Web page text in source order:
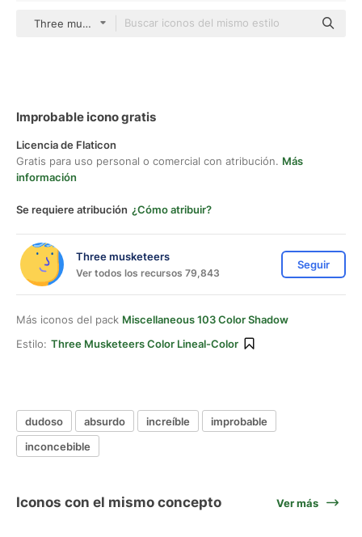
Three musketeers color lineal-color
Improbable icono gratis
Licencia de Flaticon
Gratis para uso personal o comercial con atribución. Más
información
Se requiere atribución ¿Cómo atribuir?
Three musketeers
Ver todos los recursos 79,843
Seguir
Más iconos del pack Miscellaneous 103 Color Shadow
Estilo: Three Musketeers Color Lineal-Color
dudoso absurdo increíble
improbable
inconcebible
Iconos con el mismo concepto Ver más